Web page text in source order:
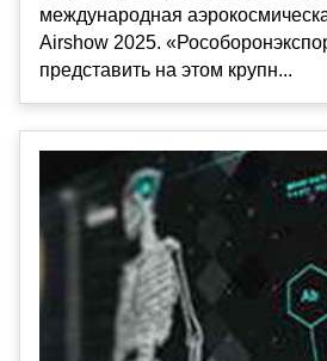
международная
Airshow 2025.
представить на этом крупн...